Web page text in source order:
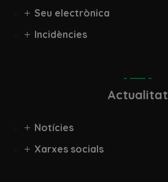
Seu electrònica
Incidències
Actualitat
Notícies
Xarxes socials